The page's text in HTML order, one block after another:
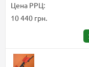
Цена РРЦ:
10 440 грн.